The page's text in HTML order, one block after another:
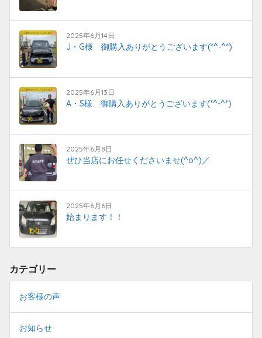
2025年6月14日
J・G様 御購入ありがとうございます(*^-^*)
2025年6月13日
A・S様 御購入ありがとうございます(*^-^*)
2025年6月8日
ぜひ当店にお任せくださいませ(^o^)／
2025年6月6日
始まります！！
カテゴリー
お客様の声
お知らせ